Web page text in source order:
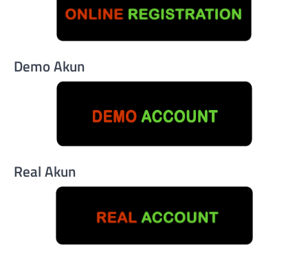
Demo Akun
Real Akun